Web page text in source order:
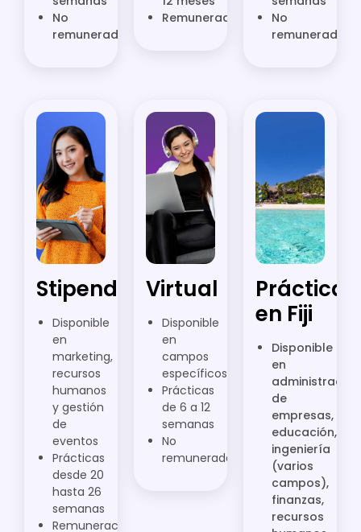
No
remuneradas
Remuneradas
No
remuneradas
Stipend
Disponible
en
marketing,
recursos
humanos
y gestión
de
eventos
Prácticas
desde 20
hasta 26
semanas
Remuneración
Virtual
Disponible
en
campos
específicos
Prácticas
de 6 a 12
semanas
No
remuneradas
Prácticas
en Fiji
Disponible
en
administración
de
empresas,
educación,
ingeniería
(varios
campos),
finanzas,
recursos